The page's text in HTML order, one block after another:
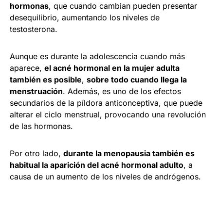
hormonas, que cuando cambian pueden presentar
desequilibrio, aumentando los niveles de
testosterona.
Aunque es durante la adolescencia cuando más
aparece, el acné hormonal en la mujer adulta
también es posible, sobre todo cuando llega la
menstruación. Además, es uno de los efectos
secundarios de la píldora anticonceptiva, que puede
alterar el ciclo menstrual, provocando una revolución
de las hormonas.
Por otro lado, durante la menopausia también es
habitual la aparición del acné hormonal adulto, a
causa de un aumento de los niveles de andrógenos.